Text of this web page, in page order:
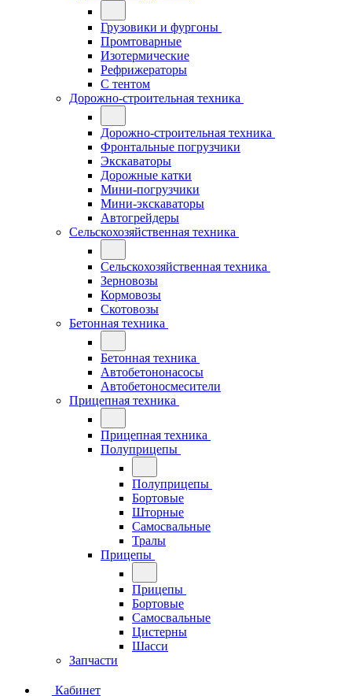
Грузовики и фургоны
Промтоварные
Изотермические
Рефрижераторы
С тентом
Дорожно-строительная техника
Дорожно-строительная техника
Фронтальные погрузчики
Экскаваторы
Дорожные катки
Мини-погрузчики
Мини-экскаваторы
Автогрейдеры
Сельскохозяйственная техника
Сельскохозяйственная техника
Зерновозы
Кормовозы
Скотовозы
Бетонная техника
Бетонная техника
Автобетононасосы
Автобетоносмесители
Прицепная техника
Прицепная техника
Полуприцепы
Полуприцепы
Бортовые
Шторные
Самосвальные
Тралы
Прицепы
Прицепы
Бортовые
Самосвальные
Цистерны
Шасси
Запчасти
Кабинет